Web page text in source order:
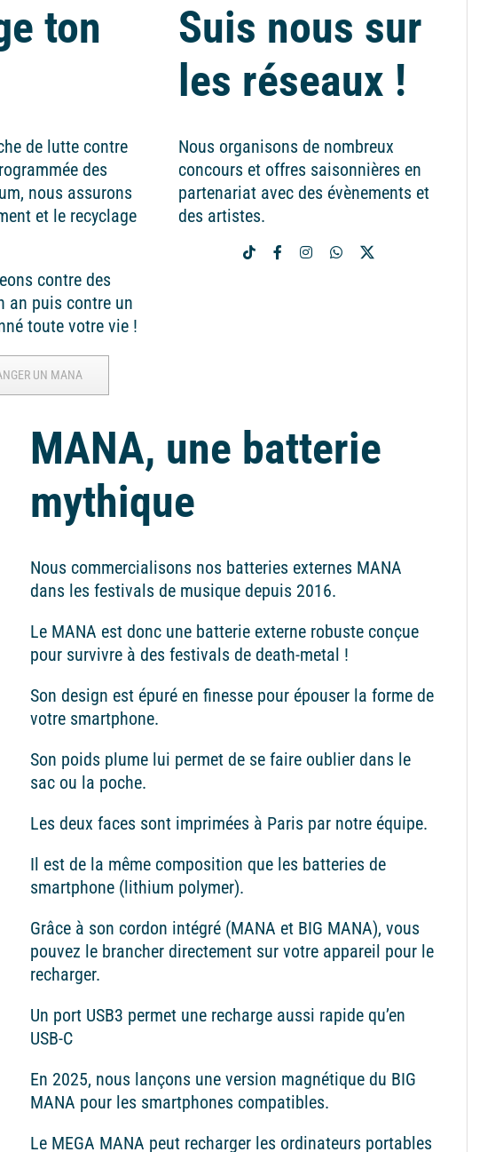
ton
de lutte contre
des
nous assurons
et le recyclage
contre des
an puis contre un
toute votre vie !
UN MANA
Suis nous sur
les réseaux !
Nous organisons de nombreux
concours et offres saisonnières en
partenariat avec des évènements et
des artistes.
MANA, une batterie
mythique
Nous commercialisons nos batteries externes MANA
dans les festivals de musique depuis 2016.
Le MANA est donc une batterie externe robuste conçue
pour survivre à des festivals de death-metal !
Son design est épuré en finesse pour épouser la forme de
votre smartphone.
Son poids plume lui permet de se faire oublier dans le
sac ou la poche.
Les deux faces sont imprimées à Paris par notre équipe.
Il est de la même composition que les batteries de
smartphone (lithium polymer).
Grâce à son cordon intégré (MANA et BIG MANA), vous
pouvez le brancher directement sur votre appareil pour le
recharger.
Un port USB3 permet une recharge aussi rapide qu’en
USB-C
En 2025, nous lançons une version magnétique du BIG
MANA pour les smartphones compatibles.
Le MEGA MANA peut recharger les ordinateurs portables